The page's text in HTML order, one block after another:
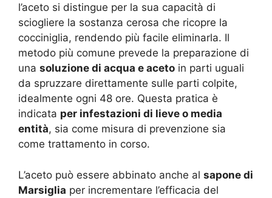
l’aceto si distingue per la sua capacità di
sciogliere la sostanza cerosa che ricopre la
cocciniglia, rendendo più facile eliminarla. Il
metodo più comune prevede la preparazione di
una soluzione di acqua e aceto in parti uguali
da spruzzare direttamente sulle parti colpite,
idealmente ogni 48 ore. Questa pratica è
indicata per infestazioni di lieve o media
entità, sia come misura di prevenzione sia
come trattamento in corso.
L’aceto può essere abbinato anche al sapone di
Marsiglia per incrementare l’efficacia del